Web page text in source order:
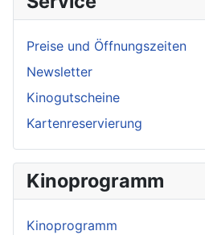
Preise und Öffnungszeiten
Newsletter
Kinogutscheine
Kartenreservierung
Kinoprogramm
Kinoprogramm